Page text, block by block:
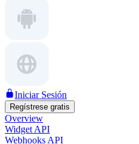
Iniciar Sesión
Regístrese gratis
Overview
Widget API
Webhooks API